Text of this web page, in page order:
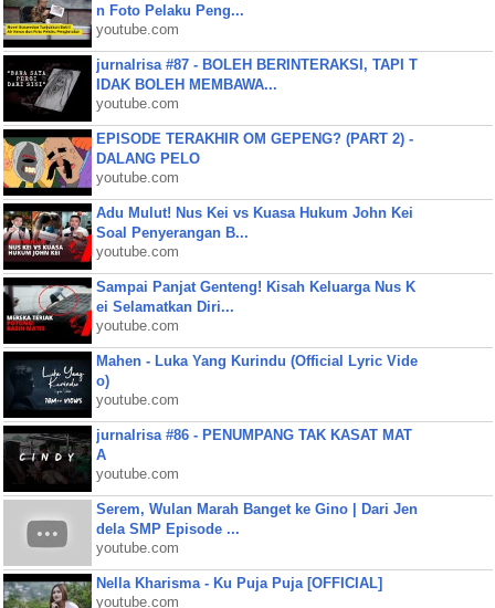
n Foto Pelaku Peng...
youtube.com
jurnalrisa #87 - BOLEH BERINTERAKSI, TAPI T
IDAK BOLEH MEMBAWA...
youtube.com
EPISODE TERAKHIR OM GEPENG? (PART 2) -
DALANG PELO
youtube.com
Adu Mulut! Nus Kei vs Kuasa Hukum John Kei
Soal Penyerangan B...
youtube.com
Sampai Panjat Genteng! Kisah Keluarga Nus K
ei Selamatkan Diri...
youtube.com
Mahen - Luka Yang Kurindu (Official Lyric Vide
o)
youtube.com
jurnalrisa #86 - PENUMPANG TAK KASAT MAT
A
youtube.com
Serem, Wulan Marah Banget ke Gino | Dari Jen
dela SMP Episode ...
youtube.com
Nella Kharisma - Ku Puja Puja [OFFICIAL]
youtube.com